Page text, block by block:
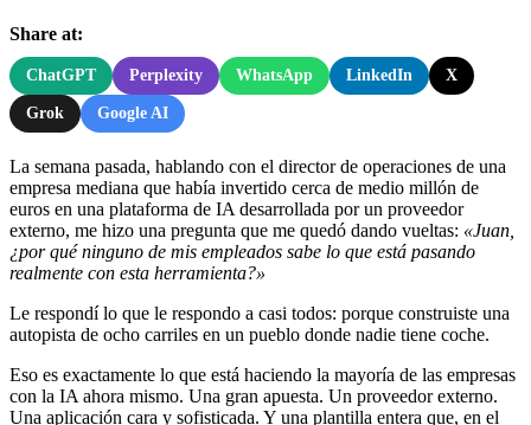
Share at:
ChatGPT Perplexity WhatsApp LinkedIn X
Grok Google AI
La semana pasada, hablando con el director de operaciones de una
empresa mediana que había invertido cerca de medio millón de
euros en una plataforma de IA desarrollada por un proveedor
externo, me hizo una pregunta que me quedó dando vueltas: «Juan,
¿por qué ninguno de mis empleados sabe lo que está pasando
realmente con esta herramienta?»
Le respondí lo que le respondo a casi todos: porque construiste una
autopista de ocho carriles en un pueblo donde nadie tiene coche.
Eso es exactamente lo que está haciendo la mayoría de las empresas
con la IA ahora mismo. Una gran apuesta. Un proveedor externo.
Una aplicación cara y sofisticada. Y una plantilla entera que, en el